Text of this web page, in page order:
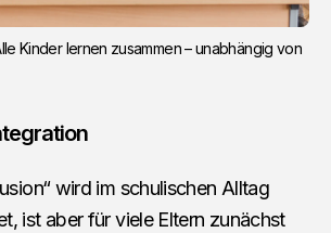
Kinder lernen zusammen – unabhängig von
wird im schulischen Alltag
ist aber für viele Eltern zunächst